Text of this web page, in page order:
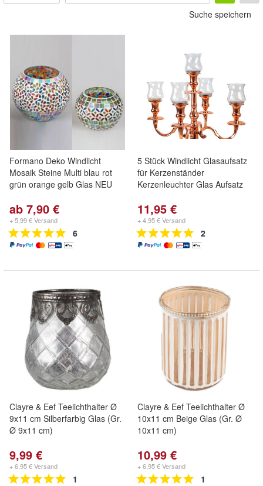
Suche speichern
Formano Deko Windlicht
Mosaik Steine Multi blau rot
grün orange gelb Glas NEU
ab 7,90 €
+ 5,99 € Versand
6
5 Stück Windlicht Glasaufsatz
für Kerzenständer
Kerzenleuchter Glas Aufsatz
11,95 €
+ 4,95 € Versand
2
Clayre & Eef Teelichthalter Ø
9x11 cm Silberfarbig Glas (Gr.
Ø 9x11 cm)
9,99 €
+ 6,95 € Versand
1
Clayre & Eef Teelichthalter Ø
10x11 cm Beige Glas (Gr. Ø
10x11 cm)
10,99 €
+ 6,95 € Versand
1